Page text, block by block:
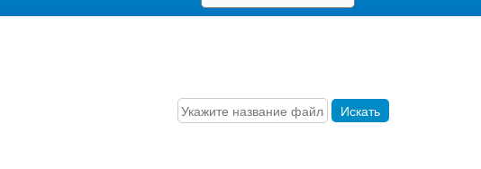
Искать